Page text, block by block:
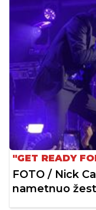
"GET READY
FOTO / Nick
nametnuo